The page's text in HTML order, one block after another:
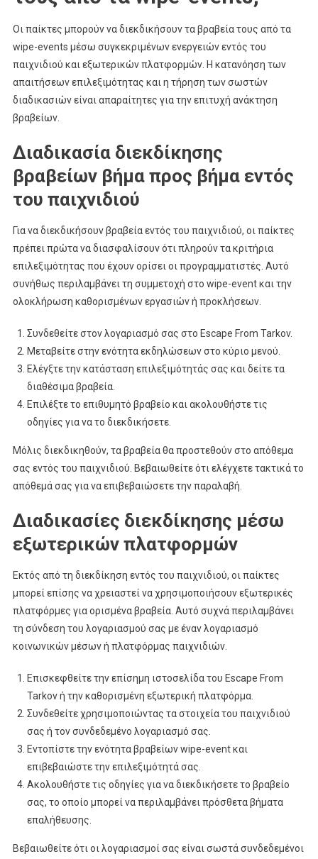
Οι παίκτες μπορούν να διεκδικήσουν τα βραβεία τους από τα
wipe-events μέσω συγκεκριμένων ενεργειών εντός του
παιχνιδιού και εξωτερικών πλατφορμών. Η κατανόηση των
απαιτήσεων επιλεξιμότητας και η τήρηση των σωστών
διαδικασιών είναι απαραίτητες για την επιτυχή ανάκτηση
βραβείων.
Διαδικασία διεκδίκησης
βραβείων βήμα προς βήμα εντός
του παιχνιδιού
Για να διεκδικήσουν βραβεία εντός του παιχνιδιού, οι παίκτες
πρέπει πρώτα να διασφαλίσουν ότι πληρούν τα κριτήρια
επιλεξιμότητας που έχουν ορίσει οι προγραμματιστές. Αυτό
συνήθως περιλαμβάνει τη συμμετοχή στο wipe-event και την
ολοκλήρωση καθορισμένων εργασιών ή προκλήσεων.
Συνδεθείτε στον λογαριασμό σας στο Escape From Tarkov.
Μεταβείτε στην ενότητα εκδηλώσεων στο κύριο μενού.
Ελέγξτε την κατάσταση επιλεξιμότητάς σας και δείτε τα
διαθέσιμα βραβεία.
Επιλέξτε το επιθυμητό βραβείο και ακολουθήστε τις
οδηγίες για να το διεκδικήσετε.
Μόλις διεκδικηθούν, τα βραβεία θα προστεθούν στο απόθεμα
σας εντός του παιχνιδιού. Βεβαιωθείτε ότι ελέγχετε τακτικά το
απόθεμά σας για να επιβεβαιώσετε την παραλαβή.
Διαδικασίες διεκδίκησης μέσω
εξωτερικών πλατφορμών
Εκτός από τη διεκδίκηση εντός του παιχνιδιού, οι παίκτες
μπορεί επίσης να χρειαστεί να χρησιμοποιήσουν εξωτερικές
πλατφόρμες για ορισμένα βραβεία. Αυτό συχνά περιλαμβάνει
τη σύνδεση του λογαριασμού σας με έναν λογαριασμό
κοινωνικών μέσων ή πλατφόρμας παιχνιδιών.
Επισκεφθείτε την επίσημη ιστοσελίδα του Escape From
Tarkov ή την καθορισμένη εξωτερική πλατφόρμα.
Συνδεθείτε χρησιμοποιώντας τα στοιχεία του παιχνιδιού
σας ή τον συνδεδεμένο λογαριασμό σας.
Εντοπίστε την ενότητα βραβείων wipe-event και
επιβεβαιώστε την επιλεξιμότητά σας.
Ακολουθήστε τις οδηγίες για να διεκδικήσετε το βραβείο
σας, το οποίο μπορεί να περιλαμβάνει πρόσθετα βήματα
επαλήθευσης.
Βεβαιωθείτε ότι οι λογαριασμοί σας είναι σωστά συνδεδεμένοι